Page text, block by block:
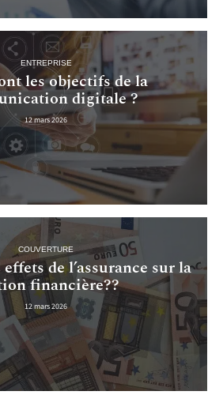
ENTREPRISE
les objectifs de la
digitale ?
12 mars 2026
COUVERTURE
de l’assurance sur la
financière??
12 mars 2026